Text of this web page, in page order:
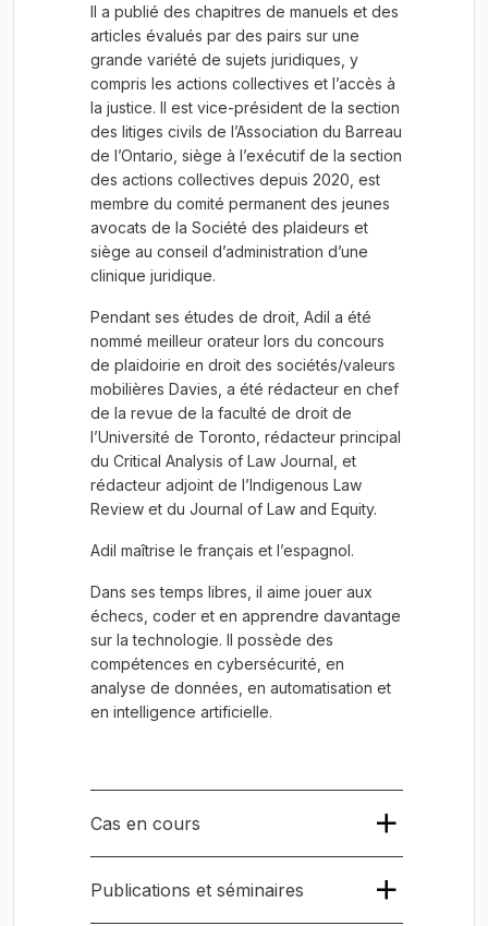
Il a publié des chapitres de manuels et des
articles évalués par des pairs sur une
grande variété de sujets juridiques, y
compris les actions collectives et l’accès à
la justice. Il est vice-président de la section
des litiges civils de l’Association du Barreau
de l’Ontario, siège à l’exécutif de la section
des actions collectives depuis 2020, est
membre du comité permanent des jeunes
avocats de la Société des plaideurs et
siège au conseil d’administration d’une
clinique juridique.
Pendant ses études de droit, Adil a été
nommé meilleur orateur lors du concours
de plaidoirie en droit des sociétés/valeurs
mobilières Davies, a été rédacteur en chef
de la revue de la faculté de droit de
l’Université de Toronto, rédacteur principal
du Critical Analysis of Law Journal, et
rédacteur adjoint de l’Indigenous Law
Review et du Journal of Law and Equity.
Adil maîtrise le français et l’espagnol.
Dans ses temps libres, il aime jouer aux
échecs, coder et en apprendre davantage
sur la technologie. Il possède des
compétences en cybersécurité, en
analyse de données, en automatisation et
en intelligence artificielle.
Cas en cours
Abus de position dominante de Live
Publications et séminaires